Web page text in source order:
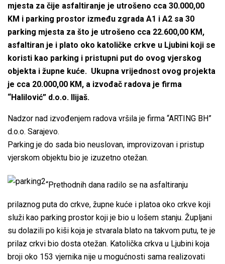
mjesta za čije asfaltiranje je utrošeno cca 30.000,00
KM i parking prostor između zgrada A1 i A2 sa 30
parking mjesta za što je utrošeno cca 22.600,00 KM,
asfaltiran je i plato oko katoličke crkve u Ljubini koji se
koristi kao parking i pristupni put do ovog vjerskog
objekta i župne kuće. Ukupna vrijednost ovog projekta
je cca 20.000,00 KM, a izvođač radova je firma
“Halilović” d.o.o. Ilijaš.
Nadzor nad izvođenjem radova vršila je firma “ARTING BH”
d.o.o. Sarajevo.
Parking je do sada bio neuslovan, improvizovan i pristup
vjerskom objektu bio je izuzetno otežan.
“Prethodnih dana radilo se na asfaltiranju
prilaznog puta do crkve, župne kuće i platoa oko crkve koji
služi kao parking prostor koji je bio u lošem stanju. Župljani
su dolazili po kiši koja je stvarala blato na takvom putu, te je
prilaz crkvi bio dosta otežan. Katolička crkva u Ljubini koja
broji oko 153 vjernika nije u mogućnosti sama realizovati